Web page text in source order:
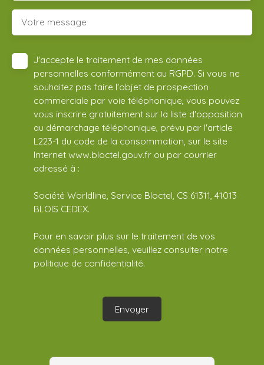
Votre message
J'accepte le traitement de mes données
personnelles conformément au RGPD. Si vous ne
souhaitez pas faire l'objet de prospection
commerciale par voie téléphonique, vous pouvez
vous inscrire gratuitement sur la liste d'opposition
au démarchage téléphonique, prévu par l'article
L223-1 du code de la consommation, sur le site
Internet www.bloctel.gouv.fr ou par courrier
adressé à :
Société Worldline, Service Bloctel, CS 61311, 41013
BLOIS CEDEX.
Pour en savoir plus sur le traitement de vos
données personnelles, veuillez consulter notre
politique de confidentialité.
Envoyer